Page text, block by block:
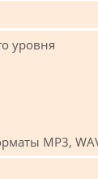
уровня
MP3,